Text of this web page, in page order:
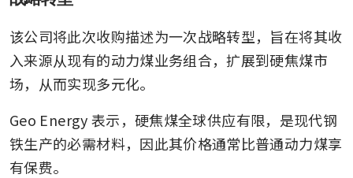
该公司将此次收购描述为一次战略转型，旨在将其收
入来源从现有的动力煤业务组合，扩展到硬焦煤市
场，从而实现多元化。
Geo Energy 表示，硬焦煤全球供应有限，是现代钢
铁生产的必需材料，因此其价格通常比普通动力煤享
有保费。